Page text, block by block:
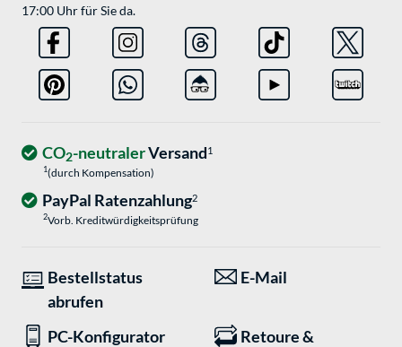
17:00 Uhr für Sie da.
CO2-neutralerVersand1
1(durch Kompensation)
PayPal Ratenzahlung2
2Vorb. Kreditwürdigkeitsprüfung
Bestellstatus
abrufen
E-Mail
PC-Konfigurator
Retoure &